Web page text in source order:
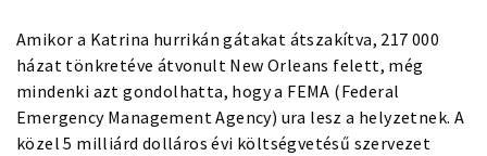
Amikor a Katrina hurrikán gátakat átszakítva, 217 000
házat tönkretéve átvonult New Orleans felett, még
mindenki azt gondolhatta, hogy a FEMA (Federal
Emergency Management Agency) ura lesz a helyzetnek. A
közel 5 milliárd dolláros évi költségvetésű szervezet